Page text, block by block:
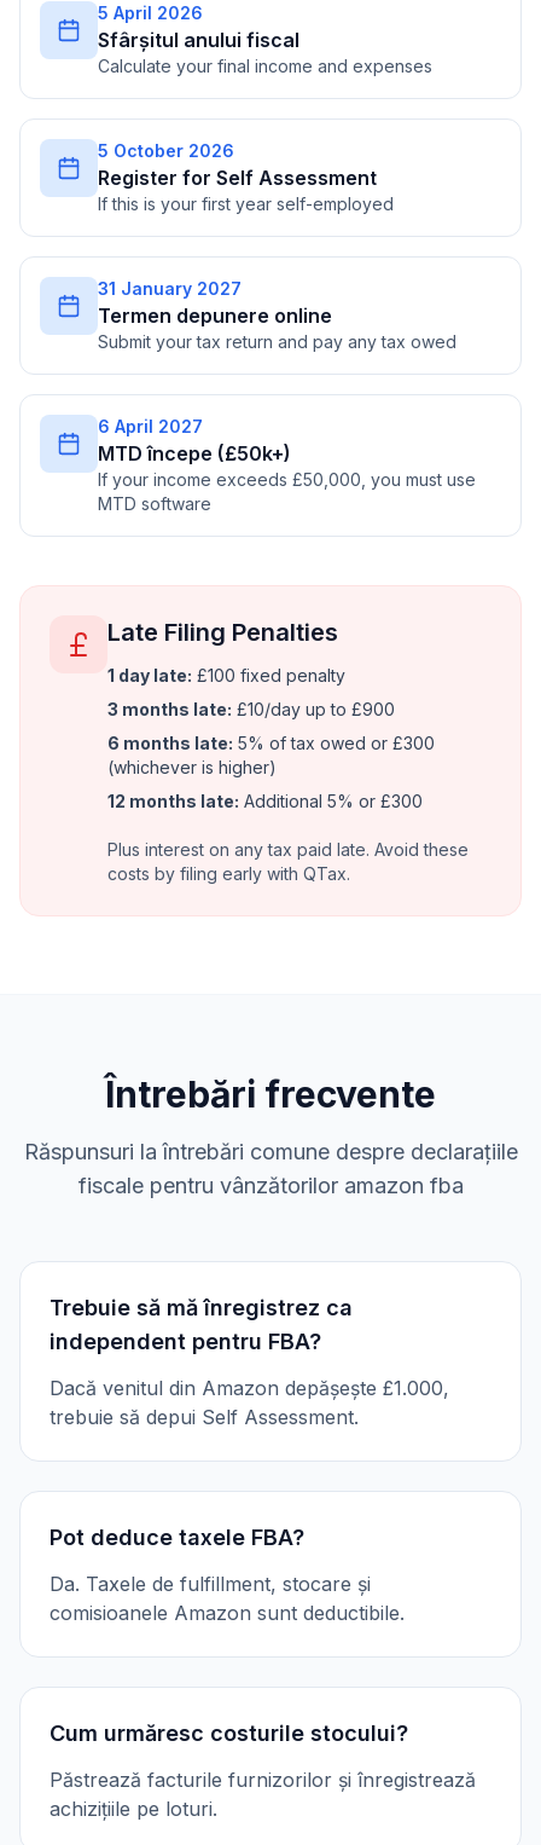
5 April 2026
Sfârșitul anului fiscal
Calculate your final income and expenses
5 October 2026
Register for Self Assessment
If this is your first year self-employed
31 January 2027
Termen depunere online
Submit your tax return and pay any tax owed
6 April 2027
MTD începe (£50k+)
If your income exceeds £50,000, you must use
MTD software
Late Filing Penalties
1 day late: £100 fixed penalty
3 months late: £10/day up to £900
6 months late: 5% of tax owed or £300
(whichever is higher)
12 months late: Additional 5% or £300
Plus interest on any tax paid late. Avoid these
costs by filing early with QTax.
Întrebări frecvente
Răspunsuri la întrebări comune despre declarațiile
fiscale pentru vânzătorilor amazon fba
Trebuie să mă înregistrez ca
independent pentru FBA?
Dacă venitul din Amazon depășește £1.000,
trebuie să depui Self Assessment.
Pot deduce taxele FBA?
Da. Taxele de fulfillment, stocare și
comisioanele Amazon sunt deductibile.
Cum urmăresc costurile stocului?
Păstrează facturile furnizorilor și înregistrează
achizițiile pe loturi.